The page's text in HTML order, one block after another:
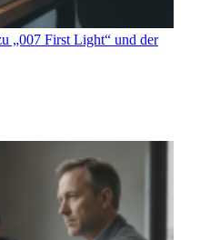
„007 First Light“ und der